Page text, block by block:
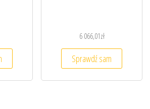
6 066,01zł
Sprawdź sam